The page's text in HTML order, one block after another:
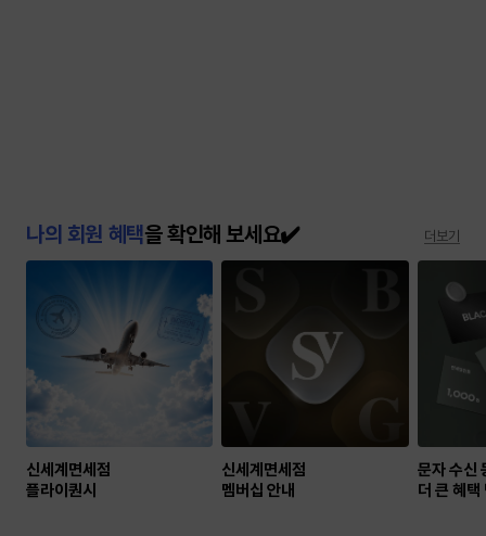
나의 회원 혜택을 확인해 보세요✔️ 더보기
신세계면세점
플라이퀀시
신세계면세점
멤버십 안내
문자 수신
더 큰 혜택